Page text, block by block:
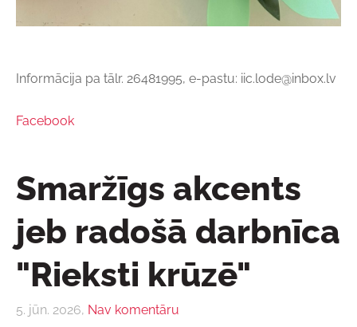
Informācija pa tālr. 26481995, e-pastu: iic.lode@inbox.lv
Facebook
Smaržīgs akcents
jeb radošā darbnīca
"Rieksti krūzē"
5. jūn. 2026, Nav komentāru